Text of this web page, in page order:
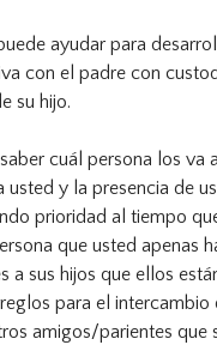
ayudar para
con el padre con
su hijo.
cuál persona los va
usted y la presencia de
prioridad al tiempo
que usted apenas
a sus hijos que ellos
para el intercambio
amigos/parientes que